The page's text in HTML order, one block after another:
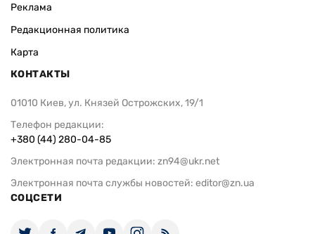
Реклама
Редакционная политика
Карта
КОНТАКТЫ
01010 Киев, ул. Князей Острожских, 19/1
Телефон редакции:
+380 (44) 280-04-85
Электронная почта редакции: zn94@ukr.net
Электронная почта службы новостей: editor@zn.ua
СОЦСЕТИ